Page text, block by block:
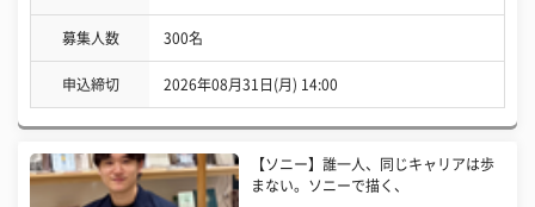
募集人数 300名
申込締切 2026年08月31日(月) 14:00
【ソニー】誰一人、同じキャリアは歩
まない。ソニーで描く、